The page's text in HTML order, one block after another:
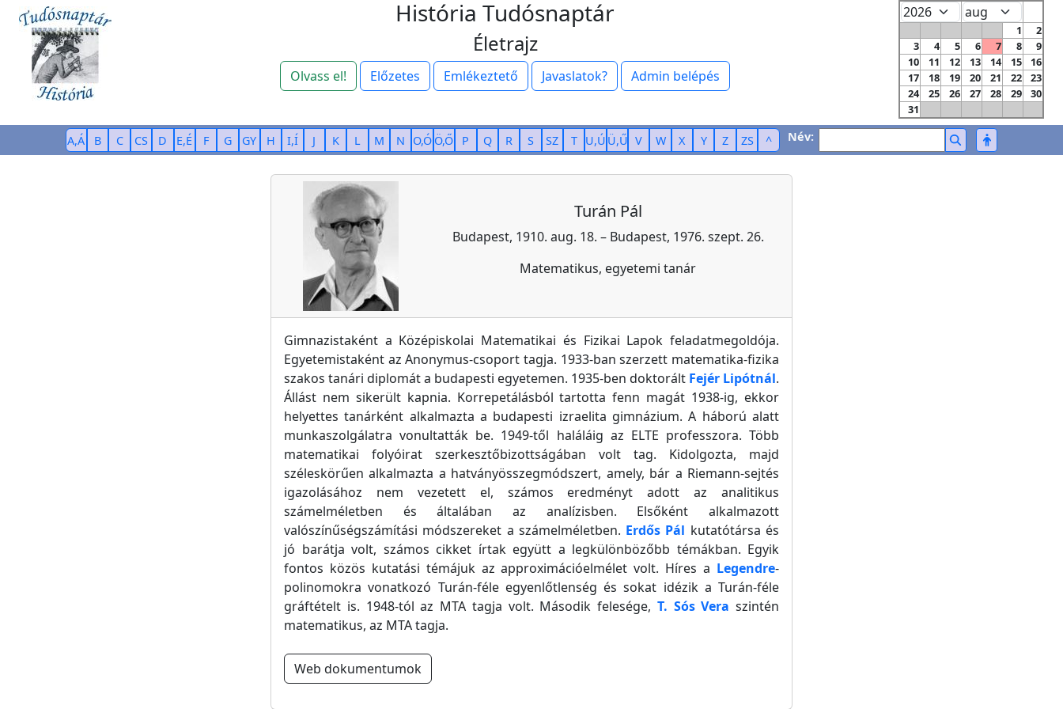
História Tudósnaptár
Életrajz
Olvass el! Előzetes Emlékeztető Javaslatok? Admin belépés
1
2
3
4 5 6 7 8
9
10
11 12 13 14 15
16
17
18 19 20 21 22
23
24
25 26 27 28 29
30
31
A,Á B C CS D E,É F G GY H I,Í J K L M N O,Ó Ö,Ő P Q R S SZ T U,Ú Ü,Ű V W X Y Z ZS ^ Név:
Turán Pál
Budapest, 1910. aug. 18. – Budapest, 1976. szept. 26.
Matematikus, egyetemi tanár
Gimnazistaként a Középiskolai Matematikai és Fizikai Lapok feladatmegoldója.
Egyetemistaként az Anonymus-csoport tagja. 1933-ban szerzett matematika-fizika
szakos tanári diplomát a budapesti egyetemen. 1935-ben doktorált Fejér Lipótnál.
Állást nem sikerült kapnia. Korrepetálásból tartotta fenn magát 1938-ig, ekkor
helyettes tanárként alkalmazta a budapesti izraelita gimnázium. A háború alatt
munkaszolgálatra vonultatták be. 1949-től haláláig az ELTE professzora. Több
matematikai folyóirat szerkesztőbizottságában volt tag. Kidolgozta, majd
széleskörűen alkalmazta a hatványösszegmódszert, amely, bár a Riemann-sejtés
igazolásához nem vezetett el, számos eredményt adott az analitikus
számelméletben és általában az analízisben. Elsőként alkalmazott
valószínűségszámítási módszereket a számelméletben. Erdős Pál kutatótársa és
jó barátja volt, számos cikket írtak együtt a legkülönbözőbb témákban. Egyik
fontos közös kutatási témájuk az approximációelmélet volt. Híres a Legendre-
polinomokra vonatkozó Turán-féle egyenlőtlenség és sokat idézik a Turán-féle
gráftételt is. 1948-tól az MTA tagja volt. Második felesége, T. Sós Vera szintén
matematikus, az MTA tagja.
Web dokumentumok